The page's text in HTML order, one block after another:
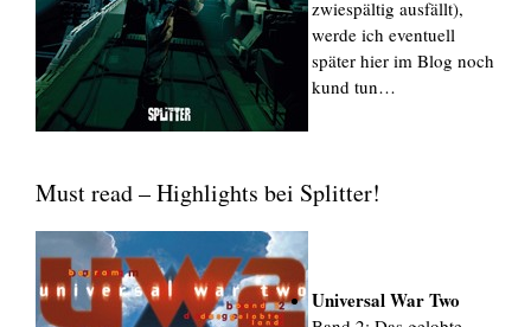
zwiespältig ausfällt),
werde ich eventuell
später hier im Blog noch
kund tun…
Must read – Highlights bei Splitter!
Universal War Two